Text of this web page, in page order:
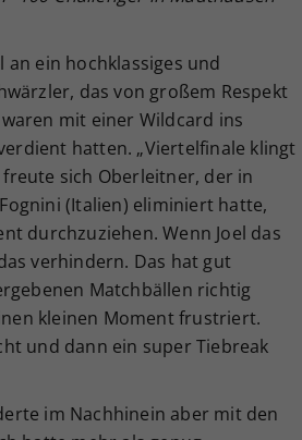
ein hochklassiges und
das von großem Respekt
mit einer Wildcard ins
hatten. „Viertelfinale klingt
sich Oberleitner, der in
(Italien) eliminiert hatte,
durchzuziehen. Wenn Joel das
verhindern. Das hat gut
Matchbällen richtig
kleinen Moment frustriert.
und dann ein super Tiebreak
im Nachhinein aber mit den